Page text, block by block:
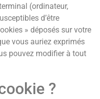
(ordinateur,
d’être
» déposés sur votre
vous auriez exprimés
pouvez modifier à tout
?